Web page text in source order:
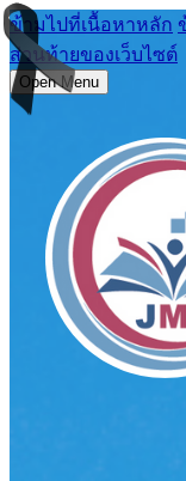
ข้ามไปที่เนื้อหาหลัก
ส่วนท้ายของเว็บไซต์
Open Menu